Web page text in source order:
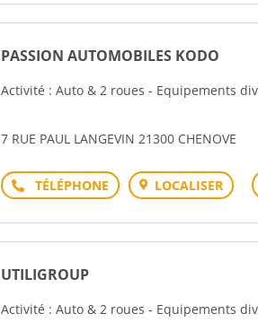
PASSION AUTOMOBILES KODO
Activité : Auto & 2 roues - Equipements
7 RUE PAUL LANGEVIN 21300 CHENOVE
Téléphone LOCALISER
UTILIGROUP
Activité : Auto & 2 roues - Equipements